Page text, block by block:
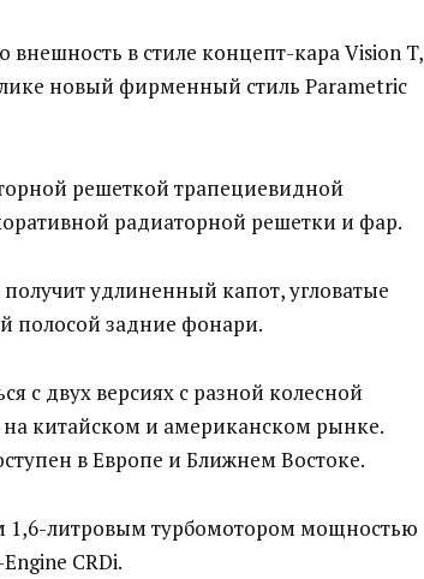
внешность в стиле концепт-кара Vision T,
новый фирменный стиль Parametric
решеткой трапециевидной
радиаторной решетки и фар.
удлиненный капот, угловатые
полосой задние фонари.
с двух версиях с разной колесной
китайском и американском рынке.
в Европе и Ближнем Востоке.
1,6-литровым турбомотором мощностью
CRDi.